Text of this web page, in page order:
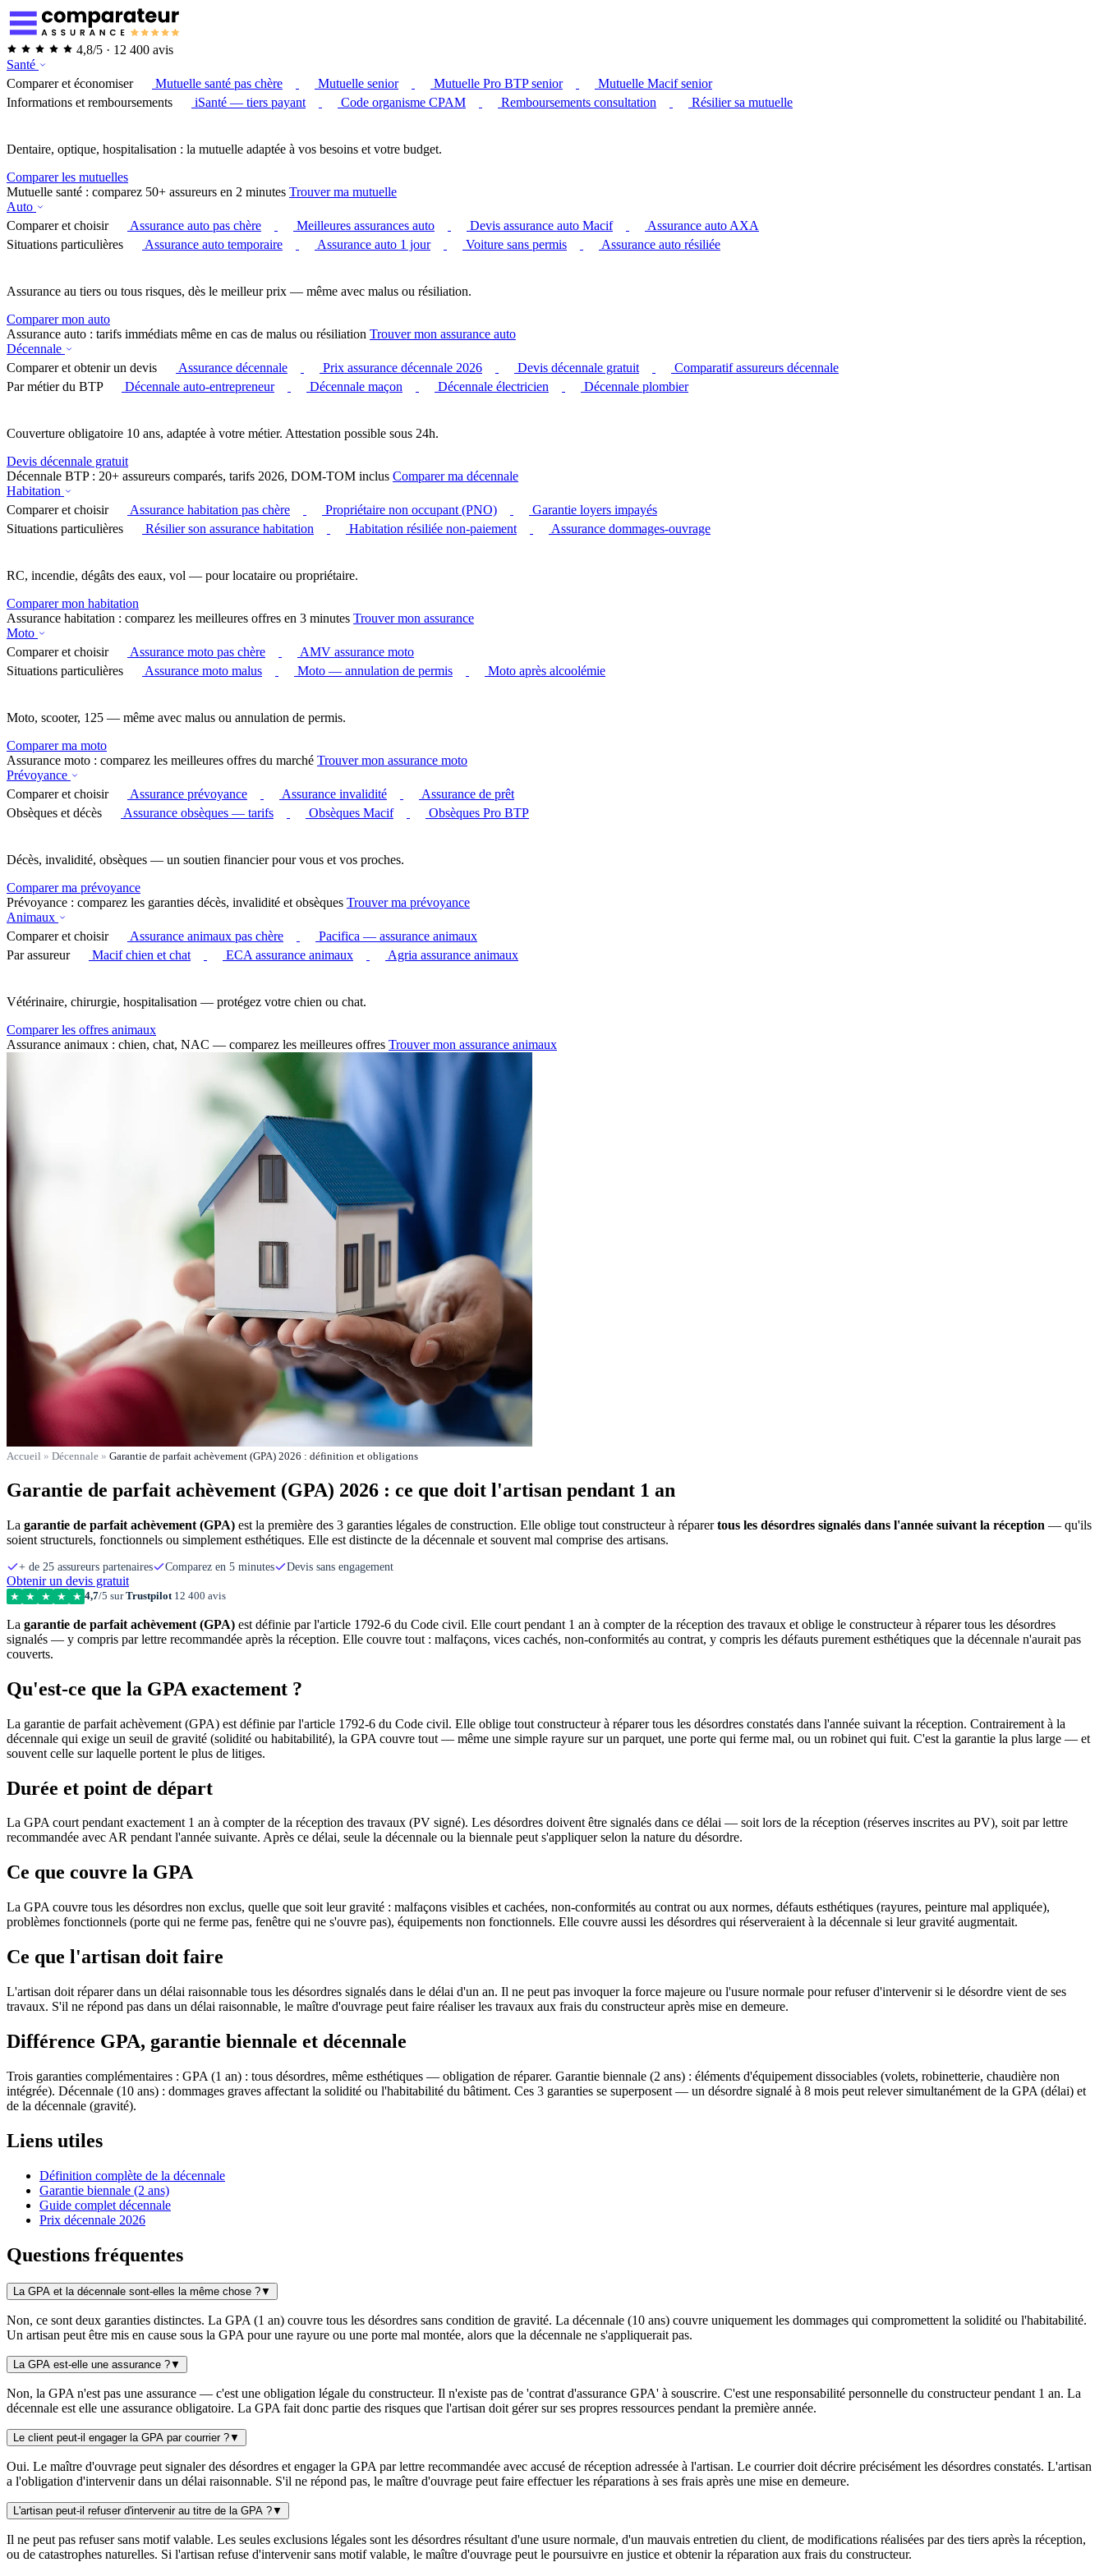
4,8/5 · 12 400 avis
Santé
Comparer et économiser
Mutuelle santé pas chère Mutuelle senior Mutuelle Pro BTP senior
Mutuelle Macif senior
Informations et remboursements
iSanté — tiers payant Code organisme CPAM Remboursements consultation Résilier sa mutuelle
Dentaire, optique, hospitalisation : la mutuelle adaptée à vos besoins et votre budget.
Comparer les mutuelles
Mutuelle santé : comparez 50+ assureurs en 2 minutes Trouver ma mutuelle
Auto
Comparer et choisir
Assurance auto pas chère Meilleures assurances auto Devis assurance auto Macif
Assurance auto AXA
Situations particulières
Assurance auto temporaire Assurance auto 1 jour Voiture sans permis Assurance auto résiliée
Assurance au tiers ou tous risques, dès le meilleur prix — même avec malus ou résiliation.
Comparer mon auto
Assurance auto : tarifs immédiats même en cas de malus ou résiliation Trouver mon assurance auto
Décennale
Comparer et obtenir un devis
Assurance décennale Prix assurance décennale 2026 Devis décennale gratuit
Comparatif assureurs décennale
Par métier du BTP
Décennale auto-entrepreneur Décennale maçon Décennale électricien Décennale plombier
Couverture obligatoire 10 ans, adaptée à votre métier. Attestation possible sous 24h.
Devis décennale gratuit
Décennale BTP : 20+ assureurs comparés, tarifs 2026, DOM-TOM inclus Comparer ma décennale
Habitation
Comparer et choisir
Assurance habitation pas chère Propriétaire non occupant (PNO)
Garantie loyers impayés
Situations particulières
Résilier son assurance habitation Habitation résiliée non-paiement Assurance dommages-ouvrage
RC, incendie, dégâts des eaux, vol — pour locataire ou propriétaire.
Comparer mon habitation
Assurance habitation : comparez les meilleures offres en 3 minutes Trouver mon assurance
Moto
Comparer et choisir
Assurance moto pas chère
AMV assurance moto
Situations particulières
Assurance moto malus Moto — annulation de permis Moto après alcoolémie
Moto, scooter, 125 — même avec malus ou annulation de permis.
Comparer ma moto
Assurance moto : comparez les meilleures offres du marché Trouver mon assurance moto
Prévoyance
Comparer et choisir
Assurance prévoyance Assurance invalidité
Assurance de prêt
Obsèques et décès
Assurance obsèques — tarifs Obsèques Macif Obsèques Pro BTP
Décès, invalidité, obsèques — un soutien financier pour vous et vos proches.
Comparer ma prévoyance
Prévoyance : comparez les garanties décès, invalidité et obsèques Trouver ma prévoyance
Animaux
Comparer et choisir
Assurance animaux pas chère
Pacifica — assurance animaux
Par assureur
Macif chien et chat ECA assurance animaux Agria assurance animaux
Vétérinaire, chirurgie, hospitalisation — protégez votre chien ou chat.
Comparer les offres animaux
Assurance animaux : chien, chat, NAC — comparez les meilleures offres Trouver mon assurance animaux
Accueil » Décennale » Garantie de parfait achèvement (GPA) 2026 : définition et obligations
Garantie de parfait achèvement (GPA) 2026 : ce que doit l'artisan pendant 1 an
La garantie de parfait achèvement (GPA) est la première des 3 garanties légales de construction. Elle oblige tout constructeur à réparertous les désordres signalés dans l'année suivant la réception — qu'ils
soient structurels, fonctionnels ou simplement esthétiques. Elle est distincte de la décennale et souvent mal comprise des artisans.
+ de 25 assureurs partenaires Comparez en 5 minutes Devis sans engagement
Obtenir un devis gratuit
★ ★ ★ ★ ★ 4,7/5 surTrustpilot12 400 avis
La garantie de parfait achèvement (GPA) est définie par l'article 1792-6 du Code civil. Elle court pendant 1 an à compter de la réception des travaux et oblige le constructeur à réparer tous les désordres
signalés — y compris par lettre recommandée après la réception. Elle couvre tout : malfaçons, vices cachés, non-conformités au contrat, y compris les défauts purement esthétiques que la décennale n'aurait pas
couverts.
Qu'est-ce que la GPA exactement ?
La garantie de parfait achèvement (GPA) est définie par l'article 1792-6 du Code civil. Elle oblige tout constructeur à réparer tous les désordres constatés dans l'année suivant la réception. Contrairement à la
décennale qui exige un seuil de gravité (solidité ou habitabilité), la GPA couvre tout — même une simple rayure sur un parquet, une porte qui ferme mal, ou un robinet qui fuit. C'est la garantie la plus large — et
souvent celle sur laquelle portent le plus de litiges.
Durée et point de départ
La GPA court pendant exactement 1 an à compter de la réception des travaux (PV signé). Les désordres doivent être signalés dans ce délai — soit lors de la réception (réserves inscrites au PV), soit par lettre
recommandée avec AR pendant l'année suivante. Après ce délai, seule la décennale ou la biennale peut s'appliquer selon la nature du désordre.
Ce que couvre la GPA
La GPA couvre tous les désordres non exclus, quelle que soit leur gravité : malfaçons visibles et cachées, non-conformités au contrat ou aux normes, défauts esthétiques (rayures, peinture mal appliquée),
problèmes fonctionnels (porte qui ne ferme pas, fenêtre qui ne s'ouvre pas), équipements non fonctionnels. Elle couvre aussi les désordres qui réserveraient à la décennale si leur gravité augmentait.
Ce que l'artisan doit faire
L'artisan doit réparer dans un délai raisonnable tous les désordres signalés dans le délai d'un an. Il ne peut pas invoquer la force majeure ou l'usure normale pour refuser d'intervenir si le désordre vient de ses
travaux. S'il ne répond pas dans un délai raisonnable, le maître d'ouvrage peut faire réaliser les travaux aux frais du constructeur après mise en demeure.
Différence GPA, garantie biennale et décennale
Trois garanties complémentaires : GPA (1 an) : tous désordres, même esthétiques — obligation de réparer. Garantie biennale (2 ans) : éléments d'équipement dissociables (volets, robinetterie, chaudière non
intégrée). Décennale (10 ans) : dommages graves affectant la solidité ou l'habitabilité du bâtiment. Ces 3 garanties se superposent — un désordre signalé à 8 mois peut relever simultanément de la GPA (délai) et
de la décennale (gravité).
Liens utiles
Définition complète de la décennale
Garantie biennale (2 ans)
Guide complet décennale
Prix décennale 2026
Questions fréquentes
La GPA et la décennale sont-elles la même chose ?▼
Non, ce sont deux garanties distinctes. La GPA (1 an) couvre tous les désordres sans condition de gravité. La décennale (10 ans) couvre uniquement les dommages qui compromettent la solidité ou l'habitabilité.
Un artisan peut être mis en cause sous la GPA pour une rayure ou une porte mal montée, alors que la décennale ne s'appliquerait pas.
La GPA est-elle une assurance ?▼
Non, la GPA n'est pas une assurance — c'est une obligation légale du constructeur. Il n'existe pas de 'contrat d'assurance GPA' à souscrire. C'est une responsabilité personnelle du constructeur pendant 1 an. La
décennale est elle une assurance obligatoire. La GPA fait donc partie des risques que l'artisan doit gérer sur ses propres ressources pendant la première année.
Le client peut-il engager la GPA par courrier ?▼
Oui. Le maître d'ouvrage peut signaler des désordres et engager la GPA par lettre recommandée avec accusé de réception adressée à l'artisan. Le courrier doit décrire précisément les désordres constatés. L'artisan
a l'obligation d'intervenir dans un délai raisonnable. S'il ne répond pas, le maître d'ouvrage peut faire effectuer les réparations à ses frais après une mise en demeure.
L'artisan peut-il refuser d'intervenir au titre de la GPA ?▼
Il ne peut pas refuser sans motif valable. Les seules exclusions légales sont les désordres résultant d'une usure normale, d'un mauvais entretien du client, de modifications réalisées par des tiers après la réception,
ou de catastrophes naturelles. Si l'artisan refuse d'intervenir sans motif valable, le maître d'ouvrage peut le poursuivre en justice et obtenir la réparation aux frais du constructeur.